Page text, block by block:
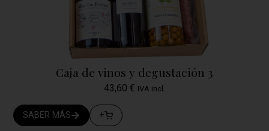
Caja de vinos y degustación 3
43,60 € IVA incl.
SABER MÁS +